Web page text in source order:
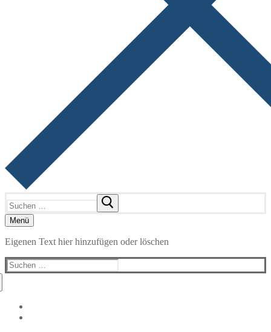
nach:
Menü
Eigenen Text hier hinzufügen oder löschen
Suchen
nach: